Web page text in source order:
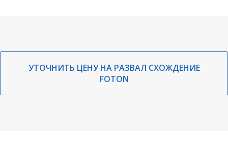
УТОЧНИТЬ ЦЕНУ НА РАЗВАЛ СХОЖДЕНИЕ
FOTON